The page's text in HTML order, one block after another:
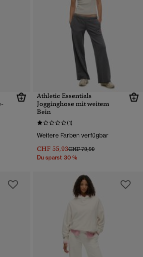
von
Athletic Essentials
Jogginghose mit weitem
Bein
(1)
Weitere Farben verfügbar
CHF 55,93Preis wurde reduziert von
CHF 79,90bis
Du sparst 30 %